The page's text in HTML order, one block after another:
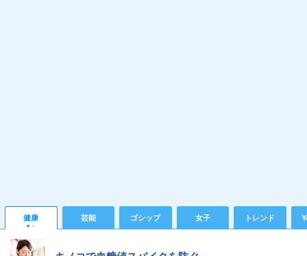
健康 芸能 ゴシップ 女子 トレンド